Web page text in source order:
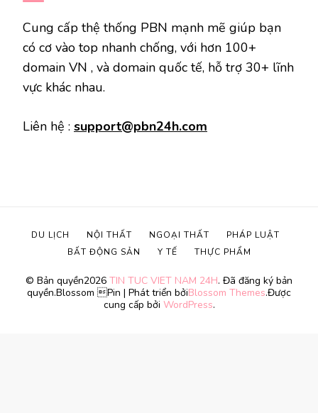
Cung cấp thệ thống PBN mạnh mẽ giúp bạn
có cơ vào top nhanh chống, với hơn 100+
domain VN , và domain quốc tế, hỗ trợ 30+ lĩnh
vực khác nhau.
Liên hệ : support@pbn24h.com
© Bản quyền2026 TIN TUC VIET NAM 24H. Đã đăng ký bản
quyền.Blossom Pin | Phát triển bởiBlossom Themes.Được
cung cấp bởi WordPress.
DU LỊCH NỘI THẤT NGOẠI THẤT
PHÁP LUẬT
BẤT ĐỘNG SẢN
Y TẾ THỰC PHẨM